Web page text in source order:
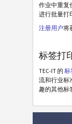
B
MAT
LTO
作业中重复
进行批量打
注册用户将
标签打
TEC-IT 的 标
流和行业标
趣的其他标